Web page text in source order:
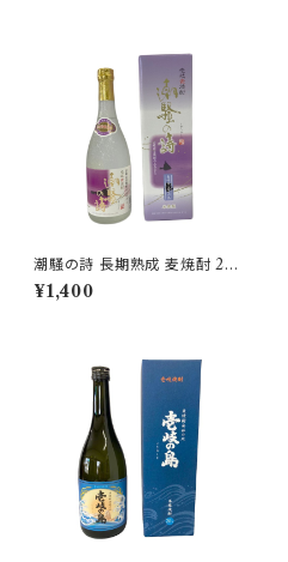
潮騒の詩 長期熟成 麦焼酎 25
度 720ml【猿川伊豆酒造】
¥1,400